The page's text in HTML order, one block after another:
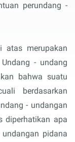
perundang -
atas merupakan
- undang
bahwa suatu
berdasarkan
- undangan
diperhatikan apa
pidana